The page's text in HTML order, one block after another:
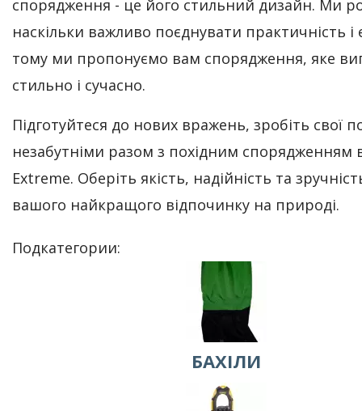
спорядження - це його стильний дизайн. Ми
наскільки важливо поєднувати практичність і
тому ми пропонуємо вам спорядження, яке
стильно і сучасно.
Підготуйтеся до нових вражень, зробіть свої
незабутніми разом з похідним спорядженням
Extreme. Оберіть якість, надійність та
вашого найкращого відпочинку на природі.
Подкатегории:
БАХІЛИ